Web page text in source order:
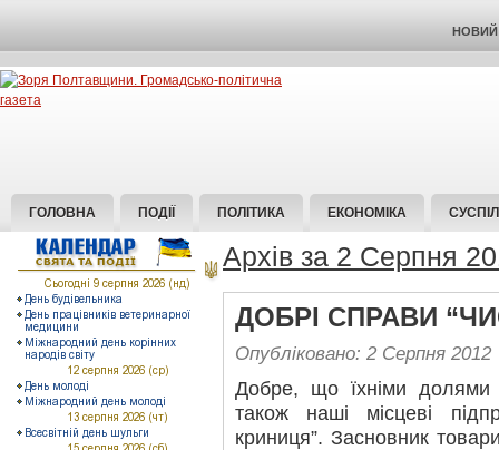
НОВИЙ
ГОЛОВНА ПОДІЇ ПОЛІТИКА ЕКОНОМІКА
Архів за 2 Серпня
ДОБРІ СПРАВИ
Опубліковано: 2 Серпня 2012
Добре, що їхніми долями
також наші місцеві
криниця”. Засновник